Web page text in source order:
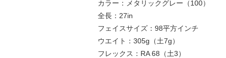
カラー：メタリックグレー（100）
全長：27in
フェイスサイズ：98平方インチ
ウエイト：305g（土7g）
フレックス：RA 68（土3）